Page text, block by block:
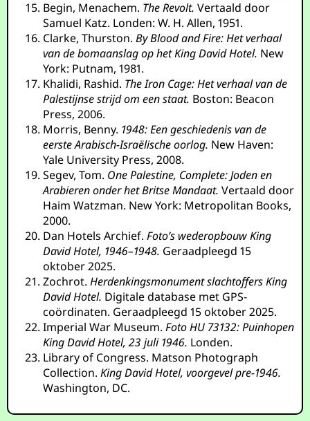
Begin, Menachem. The Revolt. Vertaald door
Samuel Katz. Londen: W. H. Allen, 1951.
Clarke, Thurston.By Blood and Fire: Het verhaal
van de bomaanslag op het King David Hotel. New
York: Putnam, 1981.
Khalidi, Rashid. The Iron Cage: Het verhaal van de
Palestijnse strijd om een staat. Boston: Beacon
Press, 2006.
Morris, Benny. 1948: Een geschiedenis van de
eerste Arabisch-Israëlische oorlog. New Haven:
Yale University Press, 2008.
Segev, Tom. One Palestine, Complete: Joden en
Arabieren onder het Britse Mandaat. Vertaald door
Haim Watzman. New York: Metropolitan Books,
2000.
Dan Hotels Archief.Foto’s wederopbouw King
David Hotel, 1946–1948. Geraadpleegd 15
oktober 2025.
Zochrot.Herdenkingsmonument slachtoffers King
David Hotel. Digitale database met GPS-
coördinaten. Geraadpleegd 15 oktober 2025.
Imperial War Museum.Foto HU 73132: Puinhopen
King David Hotel, 23 juli 1946. Londen.
Library of Congress. Matson Photograph
Collection.King David Hotel, voorgevel pre-1946.
Washington, DC.